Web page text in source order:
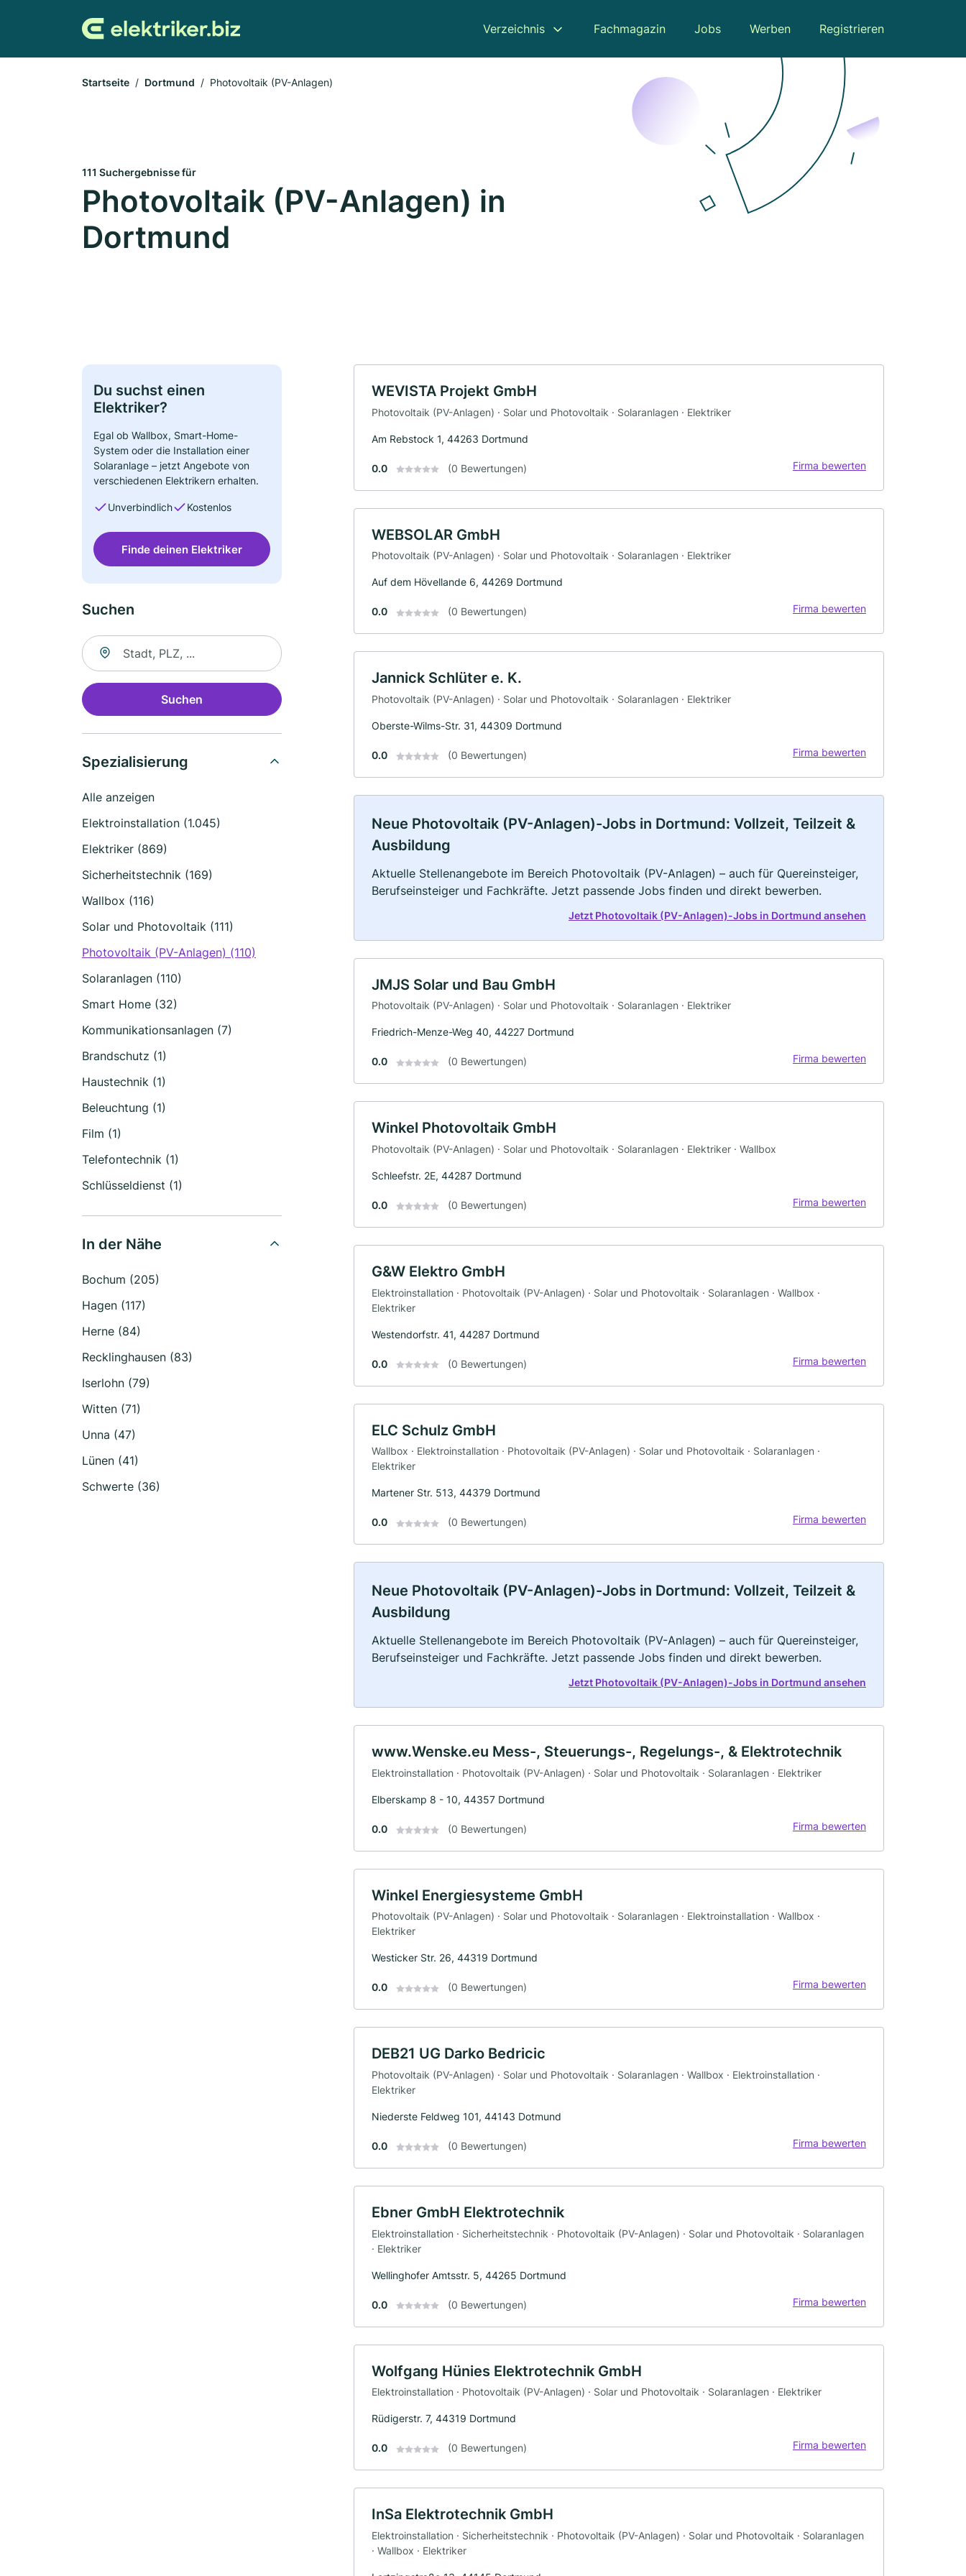
Verzeichnis Fachmagazin Jobs Werben Registrieren
Startseite Dortmund Photovoltaik (PV-Anlagen)
111 Suchergebnisse für
Photovoltaik (PV-Anlagen) in
Dortmund
Du suchst einen
Elektriker?
Egal ob Wallbox, Smart-Home-
System oder die Installation einer
Solaranlage – jetzt Angebote von
verschiedenen Elektrikern erhalten.
Unverbindlich Kostenlos
Finde deinen Elektriker
Suchen
Suche nach Ort
Suchen
Spezialisierung
Alle anzeigen
Elektroinstallation (1.045)
Elektriker (869)
Sicherheitstechnik (169)
Wallbox (116)
Solar und Photovoltaik (111)
Photovoltaik (PV-Anlagen) (110)
Solaranlagen (110)
Smart Home (32)
Kommunikationsanlagen (7)
Brandschutz (1)
Haustechnik (1)
Beleuchtung (1)
Film (1)
Telefontechnik (1)
Schlüsseldienst (1)
In der Nähe
Bochum (205)
Hagen (117)
Herne (84)
Recklinghausen (83)
Iserlohn (79)
Witten (71)
Unna (47)
Lünen (41)
Schwerte (36)
WEVISTA Projekt GmbH
Photovoltaik (PV-Anlagen) · Solar und Photovoltaik · Solaranlagen · Elektriker
Am Rebstock 1, 44263 Dortmund
0.0 (0 Bewertungen) Firma bewerten
WEBSOLAR GmbH
Photovoltaik (PV-Anlagen) · Solar und Photovoltaik · Solaranlagen · Elektriker
Auf dem Hövellande 6, 44269 Dortmund
0.0 (0 Bewertungen) Firma bewerten
Jannick Schlüter e. K.
Photovoltaik (PV-Anlagen) · Solar und Photovoltaik · Solaranlagen · Elektriker
Oberste-Wilms-Str. 31, 44309 Dortmund
0.0 (0 Bewertungen) Firma bewerten
Neue Photovoltaik (PV-Anlagen)-Jobs in Dortmund: Vollzeit, Teilzeit &
Ausbildung
Aktuelle Stellenangebote im Bereich Photovoltaik (PV-Anlagen) – auch für Quereinsteiger,
Berufseinsteiger und Fachkräfte. Jetzt passende Jobs finden und direkt bewerben.
Jetzt Photovoltaik (PV-Anlagen)-Jobs in Dortmund ansehen
JMJS Solar und Bau GmbH
Photovoltaik (PV-Anlagen) · Solar und Photovoltaik · Solaranlagen · Elektriker
Friedrich-Menze-Weg 40, 44227 Dortmund
0.0 (0 Bewertungen) Firma bewerten
Winkel Photovoltaik GmbH
Photovoltaik (PV-Anlagen) · Solar und Photovoltaik · Solaranlagen · Elektriker · Wallbox
Schleefstr. 2E, 44287 Dortmund
0.0 (0 Bewertungen) Firma bewerten
G&W Elektro GmbH
Elektroinstallation · Photovoltaik (PV-Anlagen) · Solar und Photovoltaik · Solaranlagen · Wallbox ·
Elektriker
Westendorfstr. 41, 44287 Dortmund
0.0 (0 Bewertungen) Firma bewerten
ELC Schulz GmbH
Wallbox · Elektroinstallation · Photovoltaik (PV-Anlagen) · Solar und Photovoltaik · Solaranlagen ·
Elektriker
Martener Str. 513, 44379 Dortmund
0.0 (0 Bewertungen) Firma bewerten
Neue Photovoltaik (PV-Anlagen)-Jobs in Dortmund: Vollzeit, Teilzeit &
Ausbildung
Aktuelle Stellenangebote im Bereich Photovoltaik (PV-Anlagen) – auch für Quereinsteiger,
Berufseinsteiger und Fachkräfte. Jetzt passende Jobs finden und direkt bewerben.
Jetzt Photovoltaik (PV-Anlagen)-Jobs in Dortmund ansehen
www.Wenske.eu Mess-, Steuerungs-, Regelungs-, & Elektrotechnik
Elektroinstallation · Photovoltaik (PV-Anlagen) · Solar und Photovoltaik · Solaranlagen · Elektriker
Elberskamp 8 - 10, 44357 Dortmund
0.0 (0 Bewertungen) Firma bewerten
Winkel Energiesysteme GmbH
Photovoltaik (PV-Anlagen) · Solar und Photovoltaik · Solaranlagen · Elektroinstallation · Wallbox ·
Elektriker
Westicker Str. 26, 44319 Dortmund
0.0 (0 Bewertungen) Firma bewerten
DEB21 UG Darko Bedricic
Photovoltaik (PV-Anlagen) · Solar und Photovoltaik · Solaranlagen · Wallbox · Elektroinstallation ·
Elektriker
Niederste Feldweg 101, 44143 Dotmund
0.0 (0 Bewertungen) Firma bewerten
Ebner GmbH Elektrotechnik
Elektroinstallation · Sicherheitstechnik · Photovoltaik (PV-Anlagen) · Solar und Photovoltaik · Solaranlagen
· Elektriker
Wellinghofer Amtsstr. 5, 44265 Dortmund
0.0 (0 Bewertungen) Firma bewerten
Wolfgang Hünies Elektrotechnik GmbH
Elektroinstallation · Photovoltaik (PV-Anlagen) · Solar und Photovoltaik · Solaranlagen · Elektriker
Rüdigerstr. 7, 44319 Dortmund
0.0 (0 Bewertungen) Firma bewerten
InSa Elektrotechnik GmbH
Elektroinstallation · Sicherheitstechnik · Photovoltaik (PV-Anlagen) · Solar und Photovoltaik · Solaranlagen
· Wallbox · Elektriker